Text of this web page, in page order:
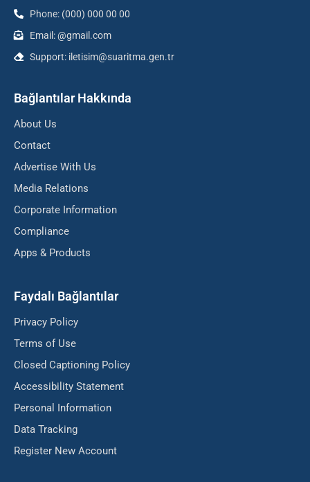
Phone: (000) 000 00 00
Email: @gmail.com
Support: iletisim@suaritma.gen.tr
Bağlantılar Hakkında
About Us
Contact
Advertise With Us
Media Relations
Corporate Information
Compliance
Apps & Products
Faydalı Bağlantılar
Privacy Policy
Terms of Use
Closed Captioning Policy
Accessibility Statement
Personal Information
Data Tracking
Register New Account